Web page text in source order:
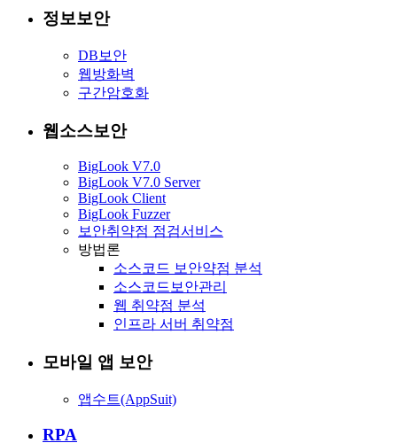
정보보안
DB보안
웹방화벽
구간암호화
웹소스보안
BigLook V7.0
BigLook V7.0 Server
BigLook Client
BigLook Fuzzer
보안취약점 점검서비스
방법론
소스코드 보안약점 분석
소스코드보안관리
웹 취약점 분석
인프라 서버 취약점
모바일 앱 보안
앱수트(AppSuit)
RPA